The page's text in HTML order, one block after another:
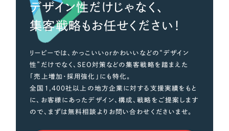
デザイン性だけじゃなく、
集客戦略もお任せください！
リーピーでは、かっこいいorかわいいなどの“デザイン
性”だけでなく、SEO対策などの集客戦略を踏まえた
「売上増加・採用強化」にも特化。
全国1,400社以上の地方企業に対する支援実績をもと
に、お客様にあったデザイン、構成、戦略をご提案します
ので、まずは無料相談よりお問い合わせくださいませ。